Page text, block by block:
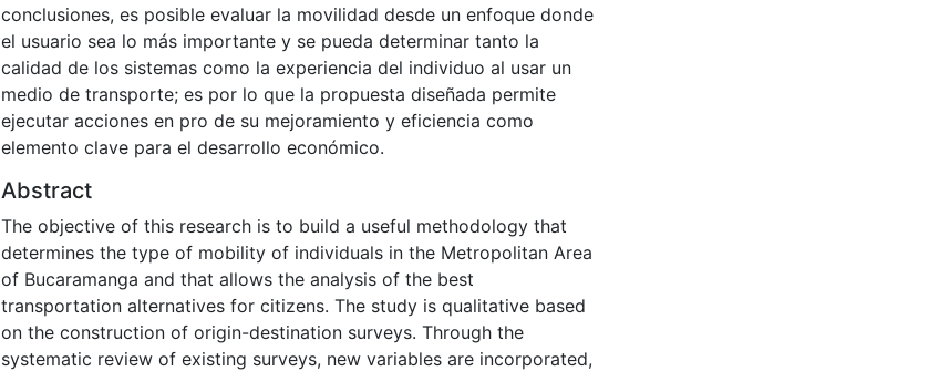
conclusiones, es posible evaluar la movilidad desde un enfoque donde
el usuario sea lo más importante y se pueda determinar tanto la
calidad de los sistemas como la experiencia del individuo al usar un
medio de transporte; es por lo que la propuesta diseñada permite
ejecutar acciones en pro de su mejoramiento y eficiencia como
elemento clave para el desarrollo económico.
Abstract
The objective of this research is to build a useful methodology that
determines the type of mobility of individuals in the Metropolitan Area
of Bucaramanga and that allows the analysis of the best
transportation alternatives for citizens. The study is qualitative based
on the construction of origin-destination surveys. Through the
systematic review of existing surveys, new variables are incorporated,